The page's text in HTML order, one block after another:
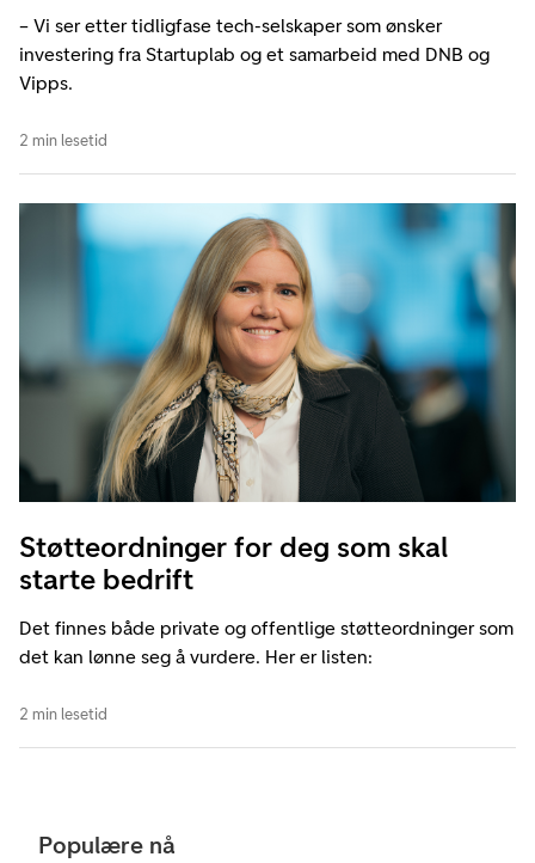
– Vi ser etter tidligfase tech-selskaper som ønsker
investering fra Startuplab og et samarbeid med DNB og
Vipps.
2 min lesetid
Støtteordninger for deg som skal
starte bedrift
Det finnes både private og offentlige støtteordninger som
det kan lønne seg å vurdere. Her er listen:
2 min lesetid
Populære nå